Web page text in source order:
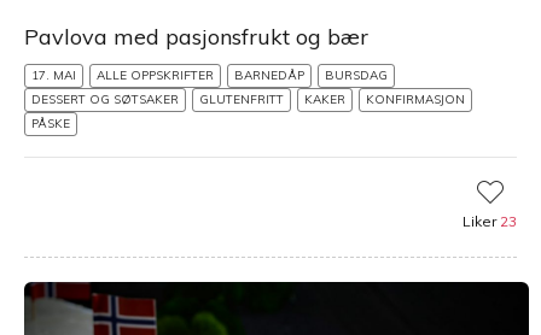
Pavlova med pasjonsfrukt og bær
17. MAI ALLE OPPSKRIFTER BARNEDÅP
BURSDAG
DESSERT OG SØTSAKER
GLUTENFRITT KAKER
KONFIRMASJON
PÅSKE
Liker 23